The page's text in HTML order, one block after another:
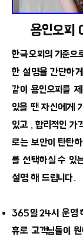
용인오피
한국오피의 기준
한 설명을 간단하
같이 용인오피를
있을 땐 자신에게
있고 , 합리적인 가
로는 보안이 탄탄
를 선택하실 수 있
설명 해 드립니다.
365일 24시 운영
휴로 고객님들이